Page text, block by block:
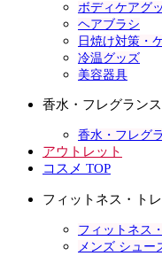
ボディケアグ
ヘアブラシ
日焼け対策・
冷温グッズ
美容器具
香水・フレグランス
香水・フレグ
アウトレット
コスメ TOP
フィットネス・ト
フィットネス
メンズ シュー